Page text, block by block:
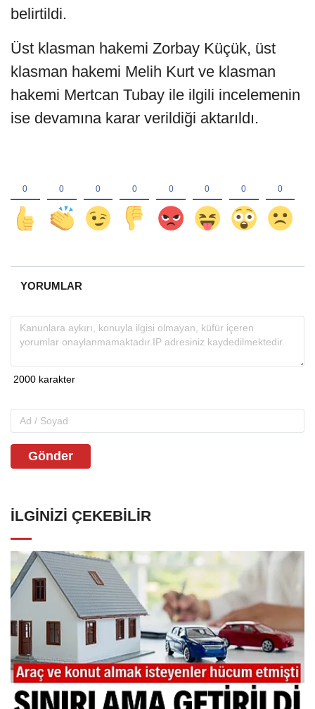
belirtildi.
Üst klasman hakemi Zorbay Küçük, üst
klasman hakemi Melih Kurt ve klasman
hakemi Mertcan Tubay ile ilgili incelemenin
ise devamına karar verildiği aktarıldı.
YORUMLAR
Gönder
İLGINIZI ÇEKEBILIR